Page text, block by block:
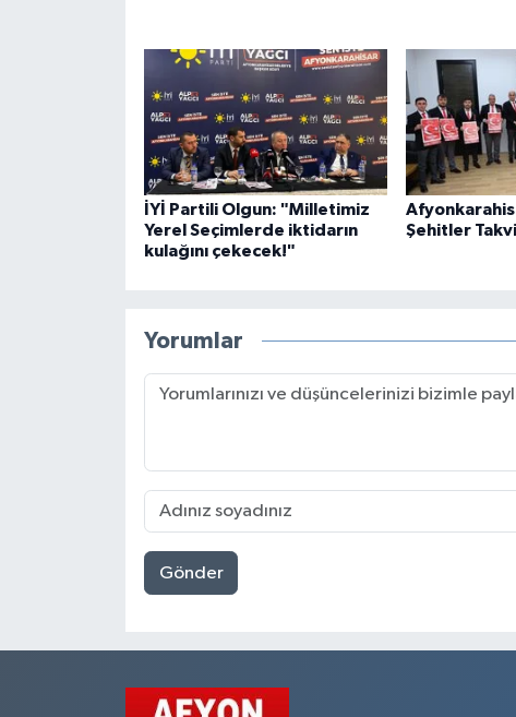
İYİ Partili Olgun: "Milletimiz
Yerel Seçimlerde iktidarın
kulağını çekecek!"
Şehitler
Yorumlar
Gönder